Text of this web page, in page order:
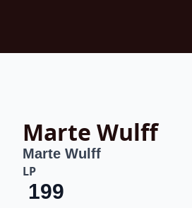
Marte Wulff
Marte Wulff
LP
199